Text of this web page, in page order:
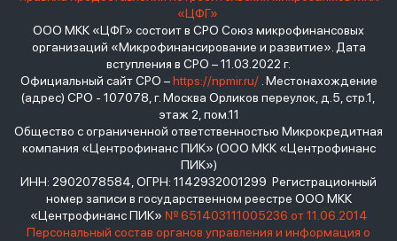
«ЦФГ»
ООО МКК «ЦФГ» состоит в СРО Союз микрофинансовых
организаций «Микрофинансирование и развитие». Дата
вступления в СРО – 11.03.2022 г.
Официальный сайт СРО –https://npmir.ru/. Местонахождение
(адрес) СРО - 107078, г. Москва Орликов переулок, д.5, стр.1,
этаж 2, пом.11
Общество с ограниченной ответственностью Микрокредитная
компания «Центрофинанс ПИК» (ООО МКК «Центрофинанс
ПИК»)
ИНН: 2902078584, ОГРН: 1142932001299 Регистрационный
номер записи в государственном реестре ООО МКК
«Центрофинанс ПИК» № 651403111005236 от 11.06.2014
Персональный состав органов управления и информация о